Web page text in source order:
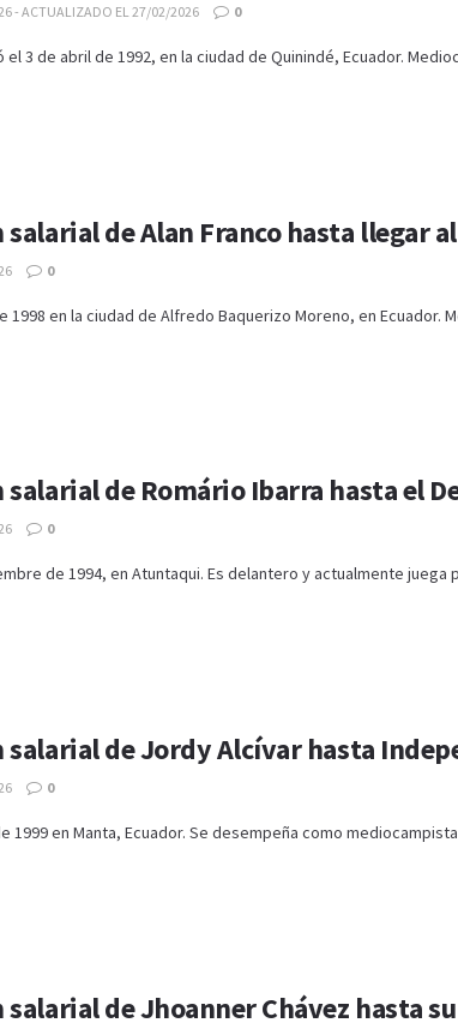
- ACTUALIZADO EL 27/02/2026 0
el 3 de abril de 1992, en la ciudad de Quinindé, Ecuador.
de Alan Franco hasta llegar
0
1998 en la ciudad de Alfredo Baquerizo Moreno, en Ecuador.
de Romário Ibarra hasta el
0
de 1994, en Atuntaqui. Es delantero y actualmente juega
salarial de Jordy Alcívar hasta
0
1999 en Manta, Ecuador. Se desempeña como
de Jhoanner Chávez hasta